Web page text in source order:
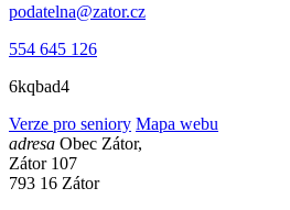
podatelna@zator.cz
554 645 126
6kqbad4
Verze pro seniory Mapa webu
adresa Obec Zátor,
Zátor 107
793 16 Zátor